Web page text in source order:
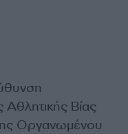
Βίας
Οργανωμένου